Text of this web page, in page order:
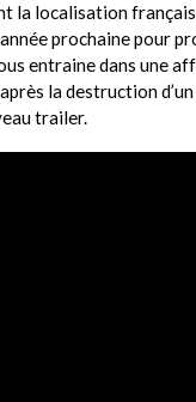
la localisation
prochaine pour
entraine dans une
la destruction
trailer.